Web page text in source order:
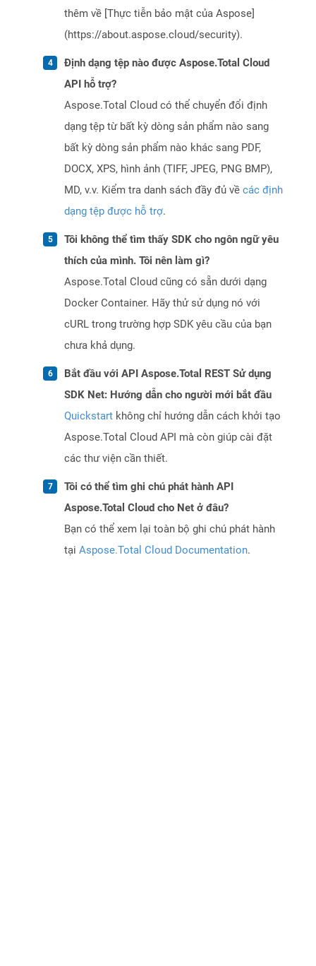
thêm về [Thực tiễn bảo mật của Aspose]
(https://about.aspose.cloud/security).
Định dạng tệp nào được Aspose.Total Cloud
API hỗ trợ?
Aspose.Total Cloud có thể chuyển đổi định
dạng tệp từ bất kỳ dòng sản phẩm nào sang
bất kỳ dòng sản phẩm nào khác sang PDF,
DOCX, XPS, hình ảnh (TIFF, JPEG, PNG BMP),
MD, v.v. Kiểm tra danh sách đầy đủ về các định
dạng tệp được hỗ trợ.
Tôi không thể tìm thấy SDK cho ngôn ngữ yêu
thích của mình. Tôi nên làm gì?
Aspose.Total Cloud cũng có sẵn dưới dạng
Docker Container. Hãy thử sử dụng nó với
cURL trong trường hợp SDK yêu cầu của bạn
chưa khả dụng.
Bắt đầu với API Aspose.Total REST Sử dụng
SDK Net: Hướng dẫn cho người mới bắt đầu
Quickstart không chỉ hướng dẫn cách khởi tạo
Aspose.Total Cloud API mà còn giúp cài đặt
các thư viện cần thiết.
Tôi có thể tìm ghi chú phát hành API
Aspose.Total Cloud cho Net ở đâu?
Bạn có thể xem lại toàn bộ ghi chú phát hành
tại Aspose.Total Cloud Documentation.